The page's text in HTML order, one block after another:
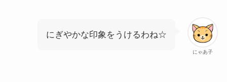
にゃあ子
にぎやかな印象をうけるわね☆